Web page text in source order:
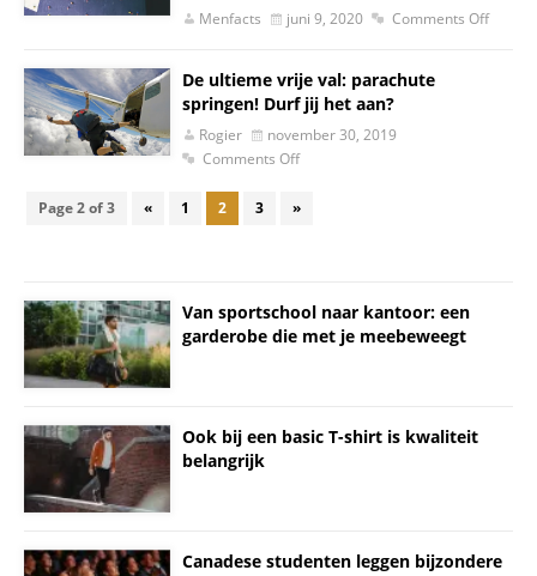
Menfacts juni 9, 2020 Comments Off
De ultieme vrije val: parachute
springen! Durf jij het aan?
Rogier
november 30, 2019
Comments Off
Page 2 of 3 « 1 2 3 »
Van sportschool naar kantoor: een
garderobe die met je meebeweegt
Ook bij een basic T-shirt is kwaliteit
belangrijk
Canadese studenten leggen bijzondere